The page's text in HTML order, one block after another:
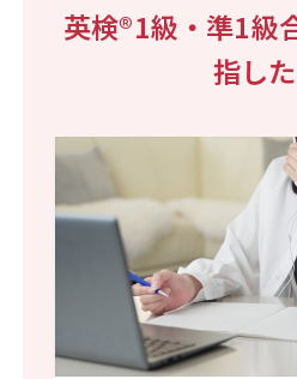
英検®1級・準1級
指し